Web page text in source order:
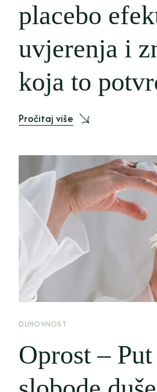
placebo
uvjerenja i
koja to
Pročitaj više
DUHOVNOST
Oprost –